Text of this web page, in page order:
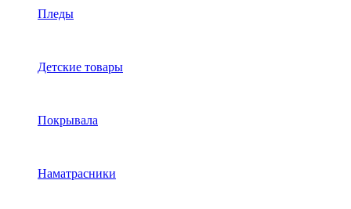
Пледы
Детские товары
Покрывала
Наматрасники